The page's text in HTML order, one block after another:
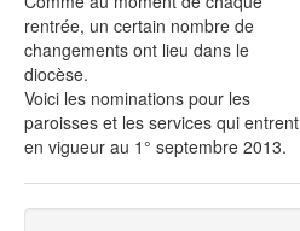
rentrée, un certain nombre de
changements ont lieu dans le
diocèse.
Voici les nominations pour les
paroisses et les services qui entrent
en vigueur au 1° septembre 2013.